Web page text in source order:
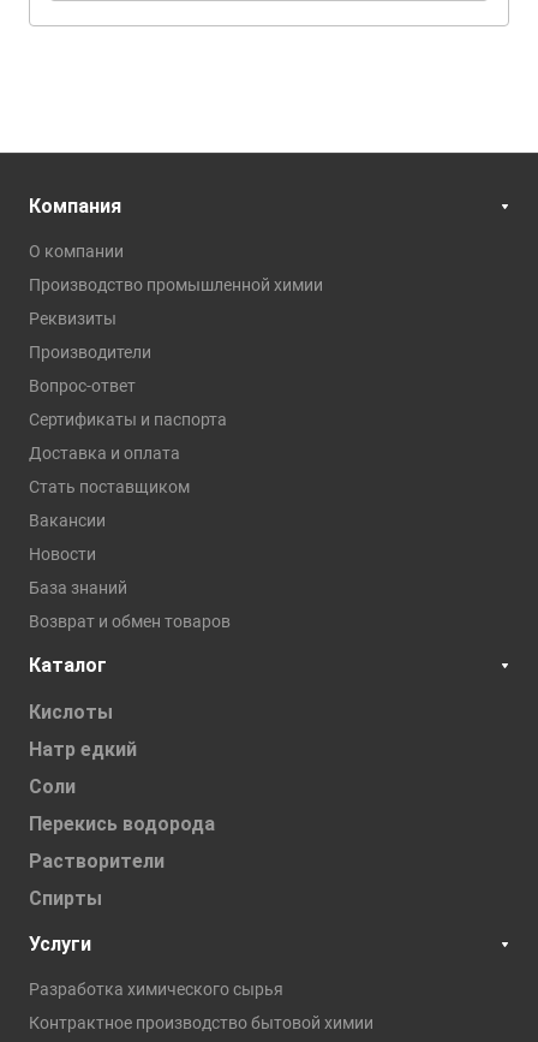
Компания
О компании
Производство промышленной химии
Реквизиты
Производители
Вопрос-ответ
Сертификаты и паспорта
Доставка и оплата
Стать поставщиком
Вакансии
Новости
База знаний
Возврат и обмен товаров
Каталог
Кислоты
Натр едкий
Соли
Перекись водорода
Растворители
Спирты
Услуги
Разработка химического сырья
Контрактное производство бытовой химии